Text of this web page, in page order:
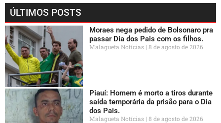
ÚLTIMOS POSTS
Moraes nega pedido de Bolsonaro pra
passar Dia dos Pais com os filhos.
Malagueta Notícias 8 de agosto de 2026
Piauí: Homem é morto a tiros durante
saída temporária da prisão para o Dia
dos Pais.
Malagueta Notícias 8 de agosto de 2026